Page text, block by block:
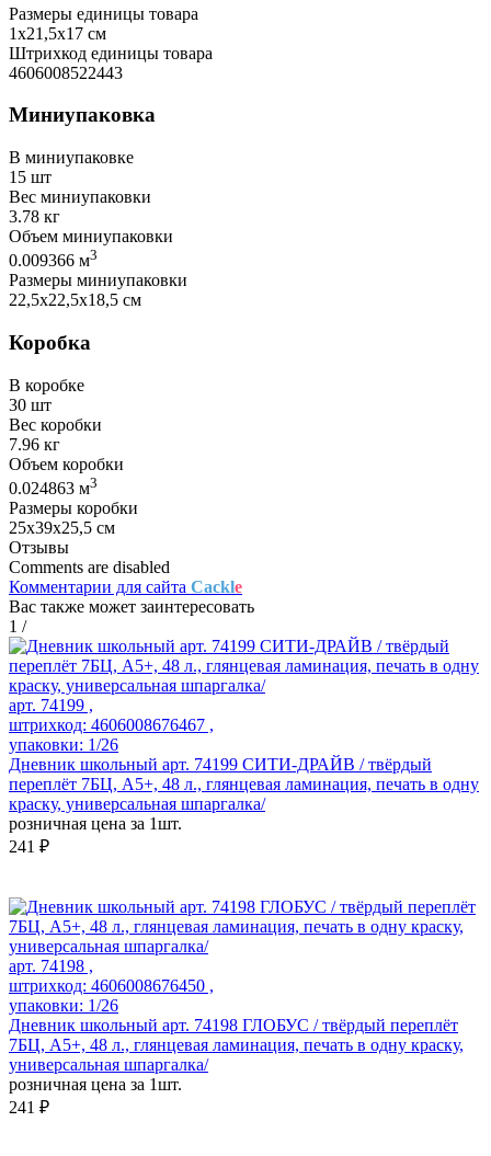
Размеры единицы товара
1х21,5х17 см
Штрихкод единицы товара
4606008522443
Миниупаковка
В миниупаковке
15 шт
Вес миниупаковки
3.78 кг
Объем миниупаковки
0.009366 м3
Размеры миниупаковки
22,5х22,5х18,5 см
Коробка
В коробке
30 шт
Вес коробки
7.96 кг
Объем коробки
0.024863 м3
Размеры коробки
25х39х25,5 см
Отзывы
Comments are disabled
Комментарии для сайта Cackle
Вас также может заинтересовать
1 /
арт. 74199 ,
штрихкод: 4606008676467 ,
упаковки: 1/26
Дневник школьный арт. 74199 СИТИ-ДРАЙВ / твёрдый
переплёт 7БЦ, А5+, 48 л., глянцевая ламинация, печать в одну
краску, универсальная шпаргалка/
розничная цена за 1шт.
241 ₽
арт. 74198 ,
штрихкод: 4606008676450 ,
упаковки: 1/26
Дневник школьный арт. 74198 ГЛОБУС / твёрдый переплёт
7БЦ, А5+, 48 л., глянцевая ламинация, печать в одну краску,
универсальная шпаргалка/
розничная цена за 1шт.
241 ₽